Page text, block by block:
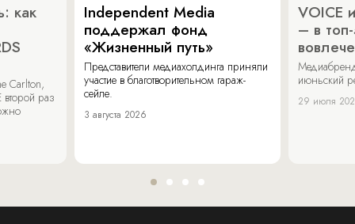
как
Carlton,
раз
Independent Media
поддержал фонд
«Жизненный путь»
Представители медиахолдинга приняли
участие в благотворительном гараж-
сейле.
3 августа 2026
VOICE
– в
июньский
29 июля